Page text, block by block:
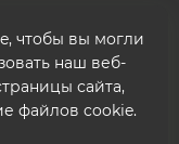
чтобы вы могли
наш веб-
сайта,
файлов cookie.